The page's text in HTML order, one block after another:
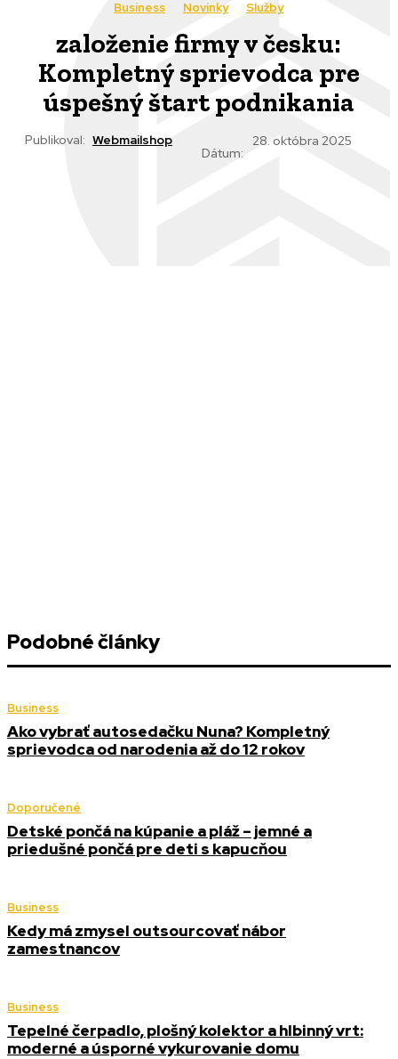
Business Novinky Služby
založenie firmy v česku:
Kompletný sprievodca pre
úspešný štart podnikania
Publikoval: Webmailshop
Dátum:
28. októbra 2025
Podobné články
Business
Ako vybrať autosedačku Nuna? Kompletný
sprievodca od narodenia až do 12 rokov
Doporučené
Detské pončá na kúpanie a pláž – jemné a
priedušné pončá pre deti s kapucňou
Business
Kedy má zmysel outsourcovať nábor
zamestnancov
Business
Tepelné čerpadlo, plošný kolektor a hlbinný vrt:
moderné a úsporné vykurovanie domu